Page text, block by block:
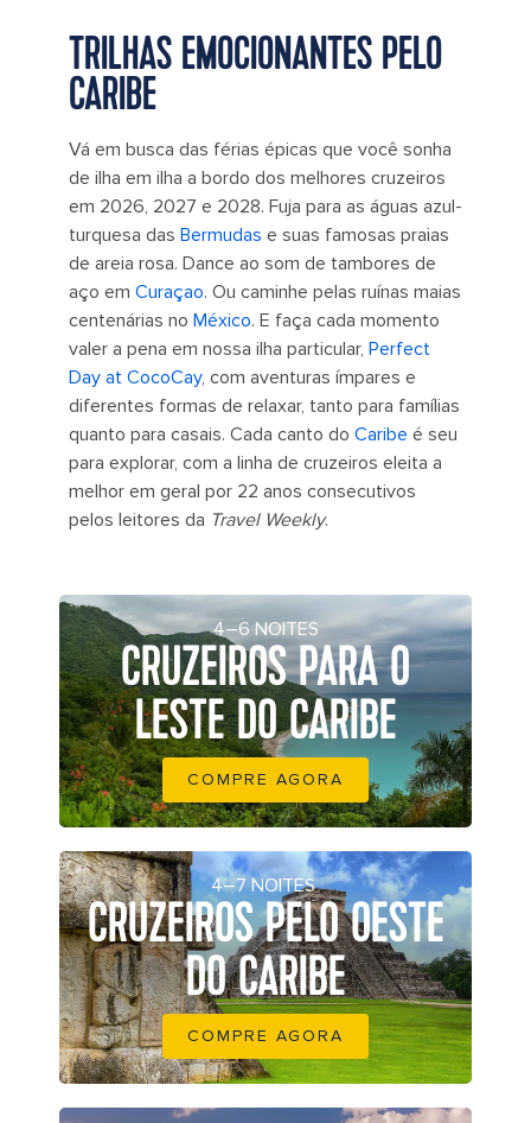
TRILHAS EMOCIONANTES PELO
CARIBE
Vá em busca das férias épicas que você sonha
de ilha em ilha a bordo dos melhores cruzeiros
em 2026, 2027 e 2028. Fuja para as águas azul-
turquesa das Bermudas e suas famosas praias
de areia rosa. Dance ao som de tambores de
aço em Curaçao. Ou caminhe pelas ruínas maias
centenárias no México. E faça cada momento
valer a pena em nossa ilha particular, Perfect
Day at CocoCay, com aventuras ímpares e
diferentes formas de relaxar, tanto para famílias
quanto para casais. Cada canto do Caribe é seu
para explorar, com a linha de cruzeiros eleita a
melhor em geral por 22 anos consecutivos
pelos leitores da Travel Weekly.
4–6 NOITES
CRUZEIROS PARA O
LESTE DO CARIBE
COMPRE AGORA
4–7 NOITES
CRUZEIROS PELO OESTE
DO CARIBE
COMPRE AGORA